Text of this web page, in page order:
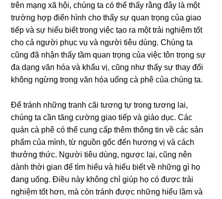
trên mạng xã hội, chúng ta có thể thấy rằng đây là một
trường hợp điển hình cho thấy sự quan trọng của giao
tiếp và sự hiểu biết trong việc tạo ra một trải nghiệm tốt
cho cả người phục vụ và người tiêu dùng. Chúng ta
cũng đã nhận thấy tầm quan trọng của việc tôn trọng sự
đa dạng văn hóa và khẩu vị, cũng như thấy sự thay đổi
không ngừng trong văn hóa uống cà phê của chúng ta.
Để tránh những tranh cãi tương tự trong tương lai,
chúng ta cần tăng cường giao tiếp và giáo dục. Các
quán cà phê có thể cung cấp thêm thông tin về các sản
phẩm của mình, từ nguồn gốc đến hương vị và cách
thưởng thức. Người tiêu dùng, ngược lại, cũng nên
dành thời gian để tìm hiểu và hiểu biết về những gì họ
đang uống. Điều này không chỉ giúp họ có được trải
nghiệm tốt hơn, mà còn tránh được những hiểu lầm và